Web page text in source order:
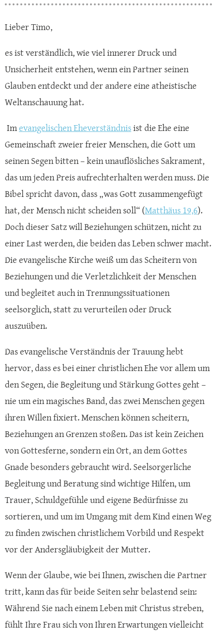
Lieber Timo,
es ist verständlich, wie viel innerer Druck und
Unsicherheit entstehen, wenn ein Partner seinen
Glauben entdeckt und der andere eine atheistische
Weltanschauung hat.
Imevangelischen Eheverständnisist die Ehe eine
Gemeinschaft zweier freier Menschen, die Gott um
seinen Segen bitten – kein unauflösliches Sakrament,
das um jeden Preis aufrechterhalten werden muss. Die
Bibel spricht davon, dass „was Gott zusammengefügt
hat, der Mensch nicht scheiden soll“ (Matthäus 19,6).
Doch dieser Satz will Beziehungen schützen, nicht zu
einer Last werden, die beiden das Leben schwer macht.
Die evangelische Kirche weiß um das Scheitern von
Beziehungen und die Verletzlichkeit der Menschen
und begleitet auch in Trennungssituationen
seelsorglich, statt zu verurteilen oder Druck
auszuüben.
Das evangelische Verständnis der Trauung hebt
hervor, dass es bei einer christlichen Ehe vor allem um
den Segen, die Begleitung und Stärkung Gottes geht –
nie um ein magisches Band, das zwei Menschen gegen
ihren Willen fixiert. Menschen können scheitern,
Beziehungen an Grenzen stoßen. Das ist kein Zeichen
von Gottesferne, sondern ein Ort, an dem Gottes
Gnade besonders gebraucht wird. Seelsorgerliche
Begleitung und Beratung sind wichtige Hilfen, um
Trauer, Schuldgefühle und eigene Bedürfnisse zu
sortieren, und um im Umgang mit dem Kind einen Weg
zu finden zwischen christlichem Vorbild und Respekt
vor der Andersgläubigkeit der Mutter.
Wenn der Glaube, wie bei Ihnen, zwischen die Partner
tritt, kann das für beide Seiten sehr belastend sein:
Während Sie nach einem Leben mit Christus streben,
fühlt Ihre Frau sich von Ihren Erwartungen vielleicht